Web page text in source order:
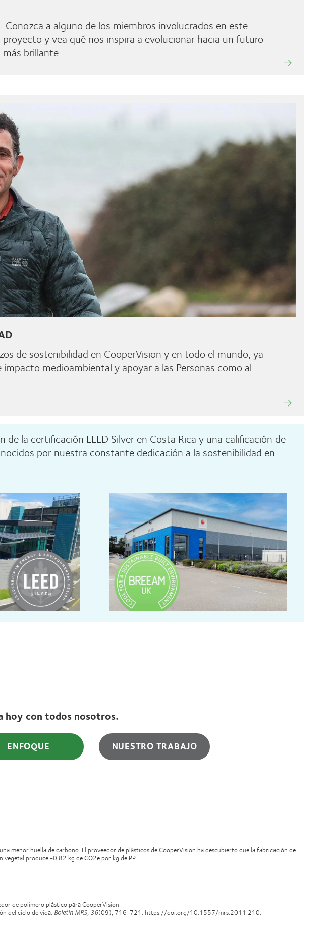
Conozca a alguno de los miembros involucrados en este
proyecto y vea qué nos inspira a evolucionar hacia un futuro
más brillante.
de sostenibilidad en CooperVision y en todo el mundo, ya
medioambiental y apoyar a las Personas como al
la certificación LEED Silver en Costa Rica y una calificación de
por nuestra constante dedicación a la sostenibilidad en
hoy con todos nosotros.
ENFOQUE NUESTRO TRABAJO
menor huella de carbono. El proveedor de plásticos de CooperVision ha descubierto que la fabricación de
vegetal produce -0,82 kg de CO2e por kg de PP.
de polímero plástico para CooperVision.
del ciclo de vida. Boletín MRS, 36(09), 716-721. https://doi.org/10.1557/mrs.2011.210.